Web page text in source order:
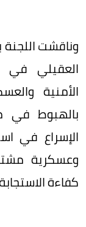
وناقشت اللجنة
العقيلي في
الأمنية
بالهبوط في
الإسراع في
وعسكرية
كفاءة